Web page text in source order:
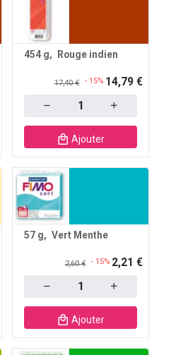
454 g Rouge indien
17,40 € - 15% 14,79 €
Ajouter
57 g Vert Menthe
2,60 € - 15% 2,21 €
Ajouter